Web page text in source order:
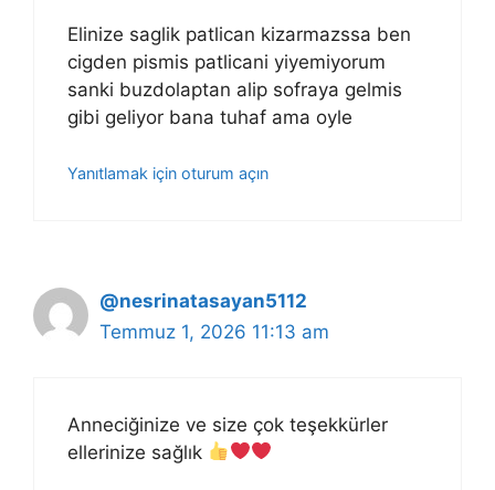
Elinize saglik patlican kizarmazssa ben
cigden pismis patlicani yiyemiyorum
sanki buzdolaptan alip sofraya gelmis
gibi geliyor bana tuhaf ama oyle
Yanıtlamak için oturum açın
@nesrinatasayan5112
Temmuz 1, 2026 11:13 am
Anneciğinize ve size çok teşekkürler
ellerinize sağlık